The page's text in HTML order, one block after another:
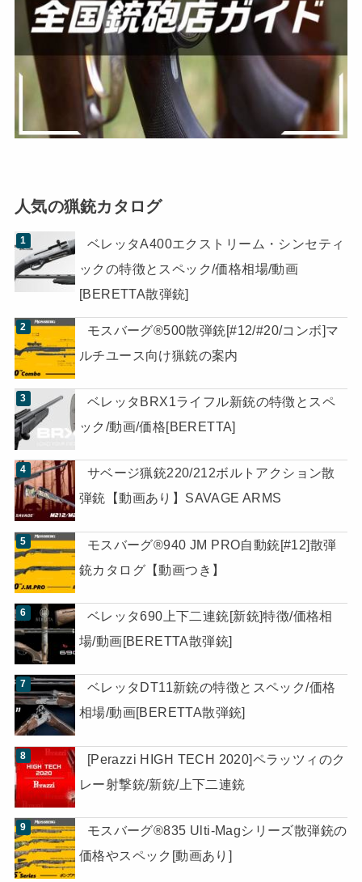
人気の猟銃カタログ
ベレッタA400エクストリーム・シンセティ
ックの特徴とスペック/価格相場/動画
[BERETTA散弾銃]
モスバーグ®500散弾銃[#12/#20/コンボ]マ
ルチユース向け猟銃の案内
ベレッタBRX1ライフル新銃の特徴とスペ
ック/動画/価格[BERETTA]
サベージ猟銃220/212ボルトアクション散
弾銃【動画あり】SAVAGE ARMS
モスバーグ®940 JM PRO自動銃[#12]散弾
銃カタログ【動画つき】
ベレッタ690上下二連銃[新銃]特徴/価格相
場/動画[BERETTA散弾銃]
ベレッタDT11新銃の特徴とスペック/価格
相場/動画[BERETTA散弾銃]
[Perazzi HIGH TECH 2020]ペラッツィのク
レー射撃銃/新銃/上下二連銃
モスバーグ®835 Ulti-Magシリーズ散弾銃の
価格やスペック[動画あり]